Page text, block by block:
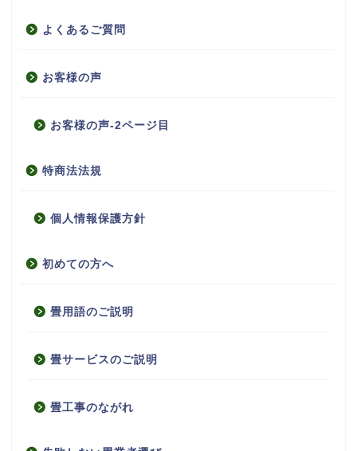
よくあるご質問
お客様の声
お客様の声-2ページ目
特商法法規
個人情報保護方針
初めての方へ
畳用語のご説明
畳サービスのご説明
畳工事のながれ